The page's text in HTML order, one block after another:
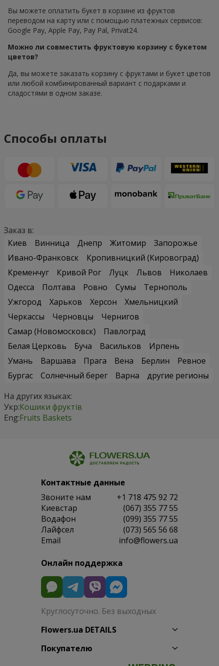
Вы можете оплатить букет в корзине из фруктов
переводом на карту или с помощью платежных сервисов:
Google Pay, Apple Pay, Pay Pal, Privat24.
Можно ли совместить фруктовую корзину с букетом
цветов?
Да, вы можете заказать корзину с фруктами и букет цветов
или любой комбинированный вариант с подарками и
сладостями в одном заказе.
Способы оплаты
Заказ в:
Киев
Винница Днепр Житомир
Запорожье
Ивано-Франковск
Кропивницкий (Кировоград)
Кременчуг
Кривой Рог Луцк Львов
Николаев
Одесса
Полтава Ровно Сумы
Тернополь
Ужгород
Харьков Херсон
Хмельницкий
Черкассы
Черновцы
Чернигов
Самар (Новомосковск)
Павлоград
Белая Церковь
Буча Васильков
Ирпень
Умань
Варшава Прага Вена Берлин
Ревное
Бургас
Солнечный берег Варна
другие регионы
На других языках:
Укр:Кошики фруктів
Eng:Fruits Baskets
Контактные данные
Звоните нам
+1 718 475 92 72
Киевстар
(067) 355 77 55
Водафон
(099) 355 77 55
Лайфсел
(073) 565 56 68
Email
info@flowers.ua
Онлайн поддержка
Круглосуточно. Без выходных
Flowers.ua DETAILS
Покупателю